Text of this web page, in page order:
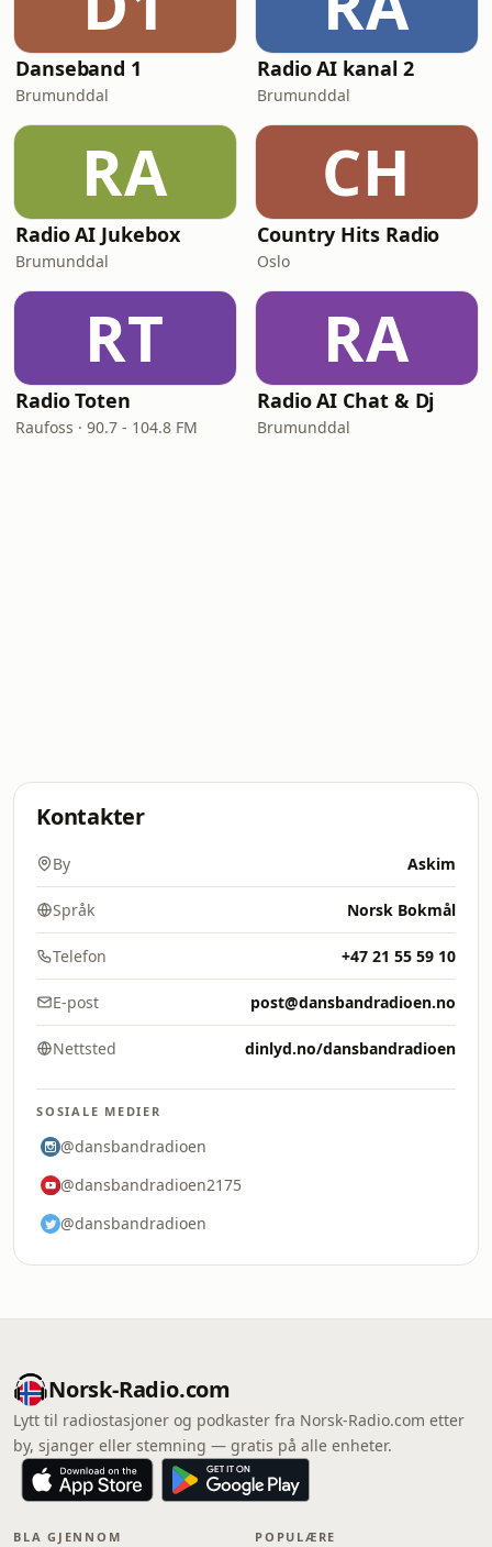
Danseband 1
Brumunddal
Radio AI kanal 2
Brumunddal
RA
Radio AI Jukebox
Brumunddal
CH
Country Hits Radio
Oslo
RT
Radio Toten
Raufoss · 90.7 - 104.8 FM
RA
Radio AI Chat & Dj
Brumunddal
Kontakter
By Askim
Språk Norsk Bokmål
Telefon +47 21 55 59 10
E-post post@dansbandradioen.no
Nettsted dinlyd.no/dansbandradioen
SOSIALE MEDIER
@dansbandradioen
@dansbandradioen2175
@dansbandradioen
Norsk-Radio.com
Lytt til radiostasjoner og podkaster fra Norsk-Radio.com etter
by, sjanger eller stemning — gratis på alle enheter.
BLA GJENNOM POPULÆRE